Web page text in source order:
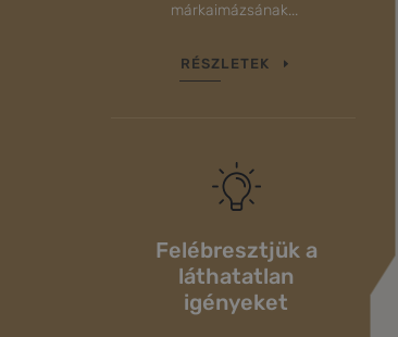
márkaimázsának...
RÉSZLETEK
Felébresztjük a
láthatatlan
igényeket